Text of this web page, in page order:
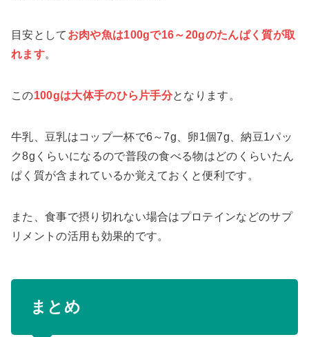
目安として お肉や魚は100gで16～20gのたんぱく質が取
れます。
この100gは大体手のひら片手分となります。
牛乳、豆乳はコップ一杯で6～7g、卵1個7g、納豆1パッ
ク8gくらいになるので普段の食べる物はどのくらいたん
ぱく質が含まれているか覚えておくと便利です。
また、食事で摂り切れない場合はプロテインなどのサプ
リメントの活用も効果的です。
まとめ